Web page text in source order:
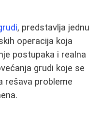
, predstavlja jednu
operacija koja
postupaka i realna
grudi koje se
rešava probleme